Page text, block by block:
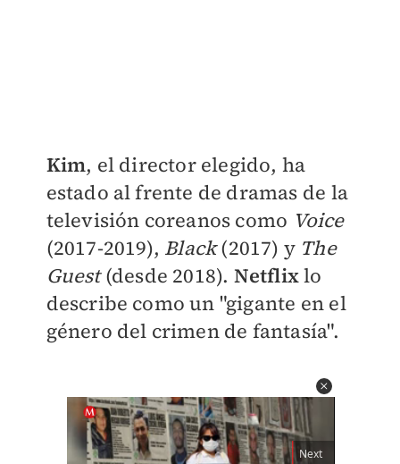
Kim, el director elegido, ha
estado al frente de dramas de la
televisión coreanos como Voice
(2017-2019), Black(2017) y The
Guest(desde 2018). Netflixlo
describe como un "gigante en el
género del crimen de fantasía".